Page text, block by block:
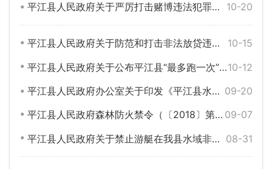
10-20
平江县人民政府关于严厉打击赌博违法犯罪活动的通告
10-15
平江县人民政府关于防范和打击非法放贷违法犯罪活动的通告
10-12
平江县人民政府关于公布平江县“最多跑一次”改革“五办”事项目录清单和公共服务事项目录清单的通知
09-20
平江县人民政府办公室关于印发《平江县水稻生产功能区和油菜籽生产保护区划定实施方案》的通知（平政办函〔2018〕142号）
09-07
平江县人民政府森林防火禁令（〔2018〕第10号）
08-31
平江县人民政府关于禁止游艇在我县水域非法航行的通告（平政告〔2018〕9号）